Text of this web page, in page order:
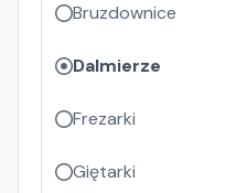
Bruzdownice
Dalmierze
Frezarki
Giętarki